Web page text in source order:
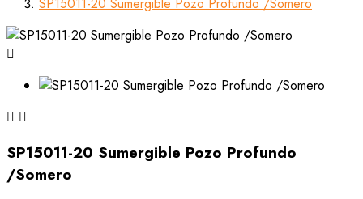

 
SP15011-20 Sumergible Pozo Profundo
/Somero